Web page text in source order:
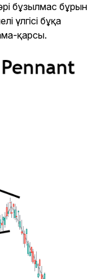
бұзылмас бұрын
үлгісі бұқа
қарсы.